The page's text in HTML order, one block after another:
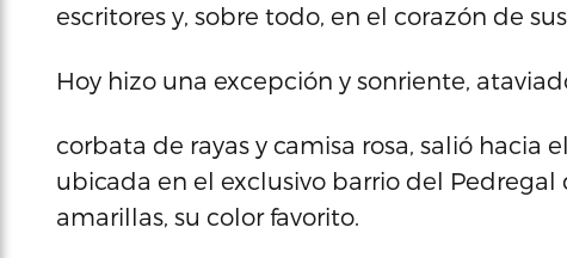
escritores y, sobre todo, en el corazón de
Hoy hizo una excepción y sonriente,
corbata de rayas y camisa rosa, salió hacia
ubicada en el exclusivo barrio del
amarillas, su color favorito.